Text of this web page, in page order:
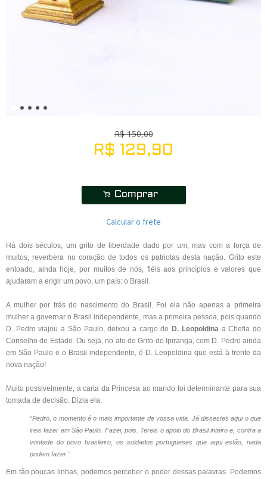
R$150,00
R$ 129,90
. Comprar
Calcular o frete
Há dois séculos, um grito de liberdade dado por um, mas com a força de
muitos, reverbera no coração de todos os patriotas desta nação. Grito este
entoado, ainda hoje, por muitos de nós, fiéis aos princípios e valores que
ajudaram a erigir um povo, um país: o Brasil.
A mulher por trás do nascimento do Brasil. Foi ela não apenas a primeira
mulher a governar o Brasil independente, mas a primeira pessoa, pois quando
D. Pedro viajou a São Paulo, deixou a cargo de D. Leopoldinaa Chefia do
Conselho de Estado. Ou seja, no ato do Grito do Ipiranga, com D. Pedro ainda
em São Paulo e o Brasil independente, é D. Leopoldina que está à frente da
nova nação!
Muito possivelmente, a carta da Princesa ao marido foi determinante para sua
tomada de decisão. Dizia ela:
“Pedro, o momento é o mais importante de vossa vida. Já dissestes aqui o que
ireis fazer em São Paulo. Fazei, pois. Tereis o apoio do Brasil inteiro e, contra a
vontade do povo brasileiro, os soldados portugueses que aqui estão, nada
podem fazer.”
Em tão poucas linhas, podemos perceber o poder dessas palavras. Podemos